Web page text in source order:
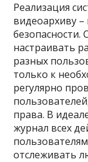
Реализация
видеоархиву
безопасности.
настраивать
разных
только к
регулярно
права. В
журнал всех
отслеживать